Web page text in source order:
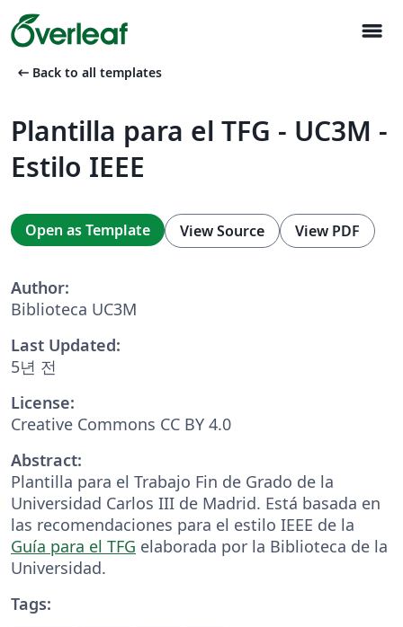
menu
arrow_left_alt Back to all templates
Plantilla para el TFG - UC3M -
Estilo IEEE
Open as Template View Source View PDF
Author:
Biblioteca UC3M
Last Updated:
5년 전
License:
Creative Commons CC BY 4.0
Abstract:
Plantilla para el Trabajo Fin de Grado de la
Universidad Carlos III de Madrid. Está basada en
las recomendaciones para el estilo IEEE de la
Guía para el TFG elaborada por la Biblioteca de la
Universidad.
Tags: